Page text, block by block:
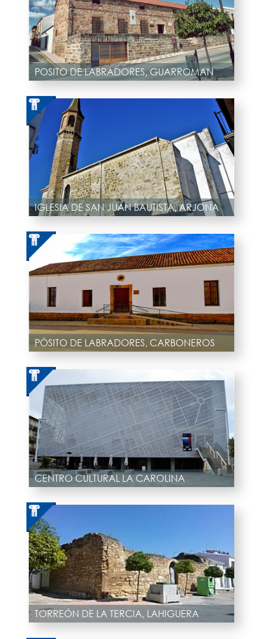
POSITO DE LABRADORES, GUARROMAN
IGLESIA DE SAN JUAN BAUTISTA, ARJONA
PÓSITO DE LABRADORES, CARBONEROS
CENTRO CULTURAL LA CAROLINA
TORREÓN DE LA TERCIA, LAHIGUERA